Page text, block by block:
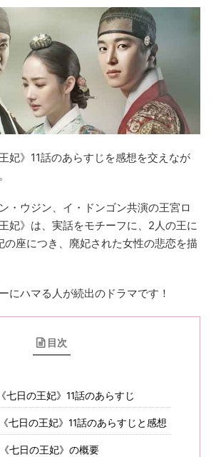
妃》11話のあらすじを感想を交えなが
・ウジン、イ・ドンゴン共演の王宮ロ
妃》は、実話をモチーフに、2人の王に
座につき、廃妃された女性の悲恋を描
にハマる人が続出のドラマです！
目次
七日の王妃》11話のあらすじ
七日の王妃》11話のあらすじと感想
七日の王妃》の概要